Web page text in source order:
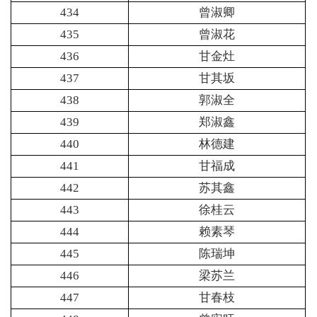
434
曾淑卿
435
曾淑花
436
甘金灶
437
甘其坂
438
郭淑全
439
郑淑鑫
440
林德建
441
甘福成
442
苏其鑫
443
徐桂云
444
赖素琴
445
陈瑞坤
446
梁苏兰
447
甘春枝